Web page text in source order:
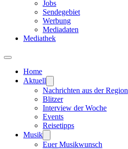
Jobs
Sendegebiet
Werbung
Mediadaten
Mediathek
Home
Aktuell
Nachrichten aus der Region
Blitzer
Interview der Woche
Events
Reisetipps
Musik
Euer Musikwunsch